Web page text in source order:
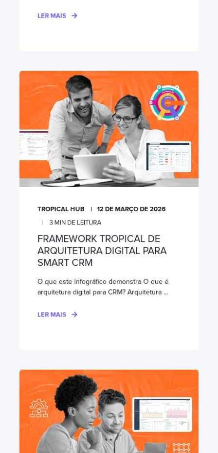
LER MAIS
TROPICAL HUB
12 DE MARÇO DE 2026
3MIN DE LEITURA
FRAMEWORK TROPICAL DE
ARQUITETURA DIGITAL PARA
SMART CRM
O que este infográfico demonstra O que é
arquitetura digital para CRM? Arquitetura ...
LER MAIS